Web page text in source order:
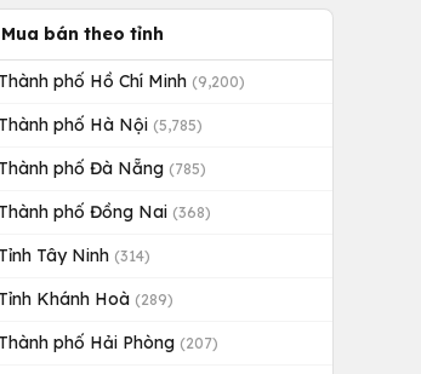
Mua bán theo tỉnh
Thành phố Hồ Chí Minh (9,200)
Thành phố Hà Nội (5,785)
Thành phố Đà Nẵng (785)
Thành phố Đồng Nai (368)
Tỉnh Tây Ninh (314)
Tỉnh Khánh Hoà (289)
Thành phố Hải Phòng (207)